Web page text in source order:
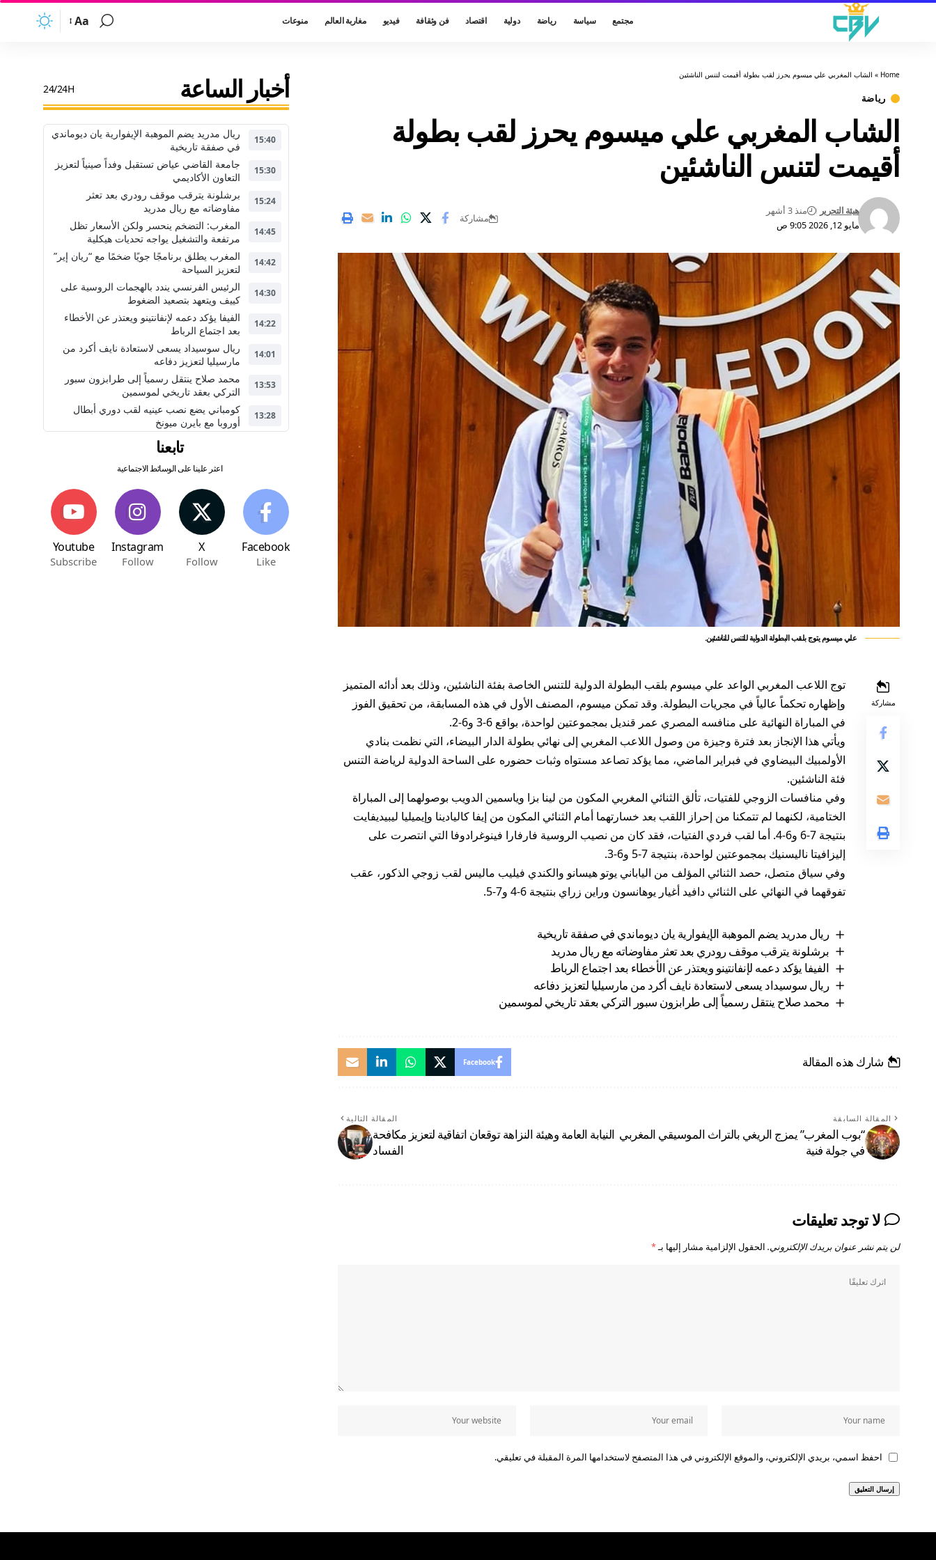
مجتمع سياسة رياضة دولية اقتصاد فن وثقافة فيديو مغاربة العالم منوعات Aa
Home
» الشاب المغربي علي ميسوم يحرز لقب بطولة أقيمت لتنس الناشئين
رياضة
الشاب المغربي علي ميسوم يحرز لقب بطولة
أقيمت لتنس الناشئين
مايو 12, 2026 9:05 ص
هيئة التحرير منذ 3 أشهر
مشاركة
علي ميسوم يتوج بلقب البطولة الدولية للتنس للناشئين.
مشاركة
توج اللاعب المغربي الواعد علي ميسوم بلقب البطولة الدولية للتنس الخاصة بفئة الناشئين، وذلك بعد أدائه المتميز
وإظهاره تحكماً عالياً في مجريات البطولة. وقد تمكن ميسوم، المصنف الأول في هذه المسابقة، من تحقيق الفوز
في المباراة النهائية على منافسه المصري عمر قنديل بمجموعتين لواحدة، بواقع 6-3 و6-2.
ويأتي هذا الإنجاز بعد فترة وجيزة من وصول اللاعب المغربي إلى نهائي بطولة الدار البيضاء، التي نظمت بنادي
الأولمبيك البيضاوي في فبراير الماضي، مما يؤكد تصاعد مستواه وثبات حضوره على الساحة الدولية لرياضة التنس
فئة الناشئين.
وفي منافسات الزوجي للفتيات، تألق الثنائي المغربي المكون من لينا بزا وياسمين الدويب بوصولهما إلى المباراة
الختامية، لكنهما لم تتمكنا من إحراز اللقب بعد خسارتهما أمام الثنائي المكون من إيفا كاليادينا وإيميليا ليبيديفايت
بنتيجة 7-6 و6-4. أما لقب فردي الفتيات، فقد كان من نصيب الروسية فارفارا فينوغرادوفا التي انتصرت على
إليزافيتا ناليسنيك بمجموعتين لواحدة، بنتيجة 7-5 و6-3.
وفي سياق متصل، حصد الثنائي المؤلف من الياباني يوتو هيسانو والكندي فيليب ماليس لقب زوجي الذكور، عقب
تفوقهما في النهائي على الثنائي دافيد أغيار يوهانسون وراين زراي بنتيجة 6-4 و7-5.
ريال مدريد يضم الموهبة الإيفوارية يان ديوماندي في صفقة تاريخية
برشلونة يترقب موقف رودري بعد تعثر مفاوضاته مع ريال مدريد
الفيفا يؤكد دعمه لإنفانتينو ويعتذر عن الأخطاء بعد اجتماع الرباط
ريال سوسيداد يسعى لاستعادة نايف أكرد من مارسيليا لتعزيز دفاعه
محمد صلاح ينتقل رسمياً إلى طرابزون سبور التركي بعقد تاريخي لموسمين
شارك هذه المقالة Facebook
المقالة السابقة
“بوب المغرب” يمزج الريغي بالتراث الموسيقي المغربي
في جولة فنية
المقالة التالية
النيابة العامة وهيئة النزاهة توقعان اتفاقية لتعزيز مكافحة
الفساد
لا توجد تعليقات
لن يتم نشر عنوان بريدك الإلكتروني. الحقول الإلزامية مشار إليها بـ*
احفظ اسمي، بريدي الإلكتروني، والموقع الإلكتروني في هذا المتصفح لاستخدامها المرة المقبلة في تعليقي.
أخبار الساعة 24/24H
15:40
ريال مدريد يضم الموهبة الإيفوارية يان ديوماندي
في صفقة تاريخية
15:30
جامعة القاضي عياض تستقبل وفداً صينياً لتعزيز
التعاون الأكاديمي
15:24
برشلونة يترقب موقف رودري بعد تعثر
مفاوضاته مع ريال مدريد
14:45
المغرب: التضخم ينحسر ولكن الأسعار تظل
مرتفعة والتشغيل يواجه تحديات هيكلية
14:42
المغرب يطلق برنامجًا جويًا ضخمًا مع “ريان إير”
لتعزيز السياحة
14:30
الرئيس الفرنسي يندد بالهجمات الروسية على
كييف ويتعهد بتصعيد الضغوط
14:22
الفيفا يؤكد دعمه لإنفانتينو ويعتذر عن الأخطاء
بعد اجتماع الرباط
14:01
ريال سوسيداد يسعى لاستعادة نايف أكرد من
مارسيليا لتعزيز دفاعه
13:53
محمد صلاح ينتقل رسمياً إلى طرابزون سبور
التركي بعقد تاريخي لموسمين
13:28
كومباني يضع نصب عينيه لقب دوري أبطال
أوروبا مع بايرن ميونخ
تابعنا
اعثر علينا على الوسائط الاجتماعية
Facebook
Like
X
Follow
Instagram
Follow
Youtube
Subscribe